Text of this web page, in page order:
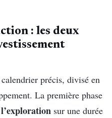
: les deux
précis, divisé en
La première phase
sur une durée